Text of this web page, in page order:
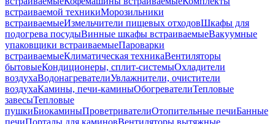
встраиваемой техникиМорозильники
встраиваемыеИзмельчители пищевых отходовШкафы для
подогрева посудыВинные шкафы встраиваемыеВакуумные
упаковщики встраиваемыеПароварки
встраиваемыеКлиматическая техникаВентиляторы
бытовыеКондиционеры, сплит-системыОхладители
воздухаВодонагревателиУвлажнители, очистители
воздухаКамины, печи-каминыОбогревателиТепловые
завесыТепловые
пушкиБиокаминыПроветривателиОтопительные печиБанные
печиПорталы для каминовВентиляторы вытяжные